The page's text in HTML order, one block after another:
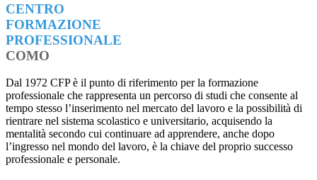
CENTRO
FORMAZIONE
PROFESSIONALE
COMO
Dal 1972 CFP è il punto di riferimento per la formazione
professionale che rappresenta un percorso di studi che consente al
tempo stesso l’inserimento nel mercato del lavoro e la possibilità di
rientrare nel sistema scolastico e universitario, acquisendo la
mentalità secondo cui continuare ad apprendere, anche dopo
l’ingresso nel mondo del lavoro, è la chiave del proprio successo
professionale e personale.